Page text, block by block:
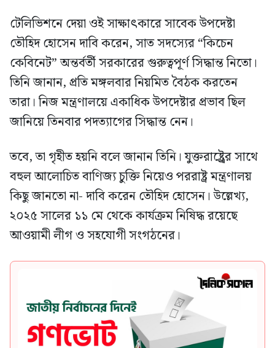
টেলিভিশনে দেয়া ওই সাক্ষাৎকারে সাবেক উপদেষ্টা
তৌহিদ হোসেন দাবি করেন, সাত সদস্যের “কিচেন
কেবিনেট” অন্তর্বর্তী সরকারের গুরুত্বপূর্ণ সিদ্ধান্ত নিতো।
তিনি জানান, প্রতি মঙ্গলবার নিয়মিত বৈঠক করতেন
তারা। নিজ মন্ত্রণালয়ে একাধিক উপদেষ্টার প্রভাব ছিল
জানিয়ে তিনবার পদত্যাগের সিদ্ধান্ত নেন।
তবে, তা গৃহীত হয়নি বলে জানান তিনি। যুক্তরাষ্ট্র্রের সাথে
বহুল আলোচিত বাণিজ্য চুক্তি নিয়েও পররাষ্ট্র মন্ত্রণালয়
কিছু জানতো না- দাবি করেন তৌহিদ হোসেন। উল্লেখ্য,
২০২৫ সালের ১১ মে থেকে কার্যক্রম নিষিদ্ধ রয়েছে
আওয়ামী লীগ ও সহযোগী সংগঠনের।